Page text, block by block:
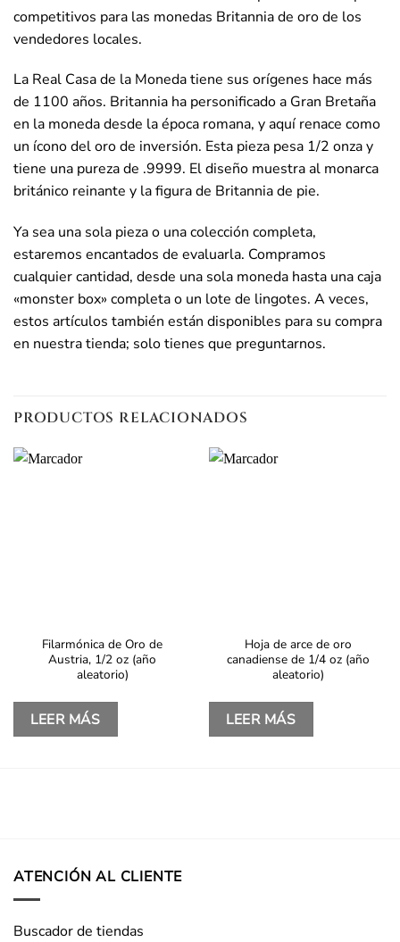
competitivos para las monedas Britannia de oro de los
vendedores locales.
La Real Casa de la Moneda tiene sus orígenes hace más
de 1100 años. Britannia ha personificado a Gran Bretaña
en la moneda desde la época romana, y aquí renace como
un ícono del oro de inversión. Esta pieza pesa 1/2 onza y
tiene una pureza de .9999. El diseño muestra al monarca
británico reinante y la figura de Britannia de pie.
Ya sea una sola pieza o una colección completa,
estaremos encantados de evaluarla. Compramos
cualquier cantidad, desde una sola moneda hasta una caja
«monster box» completa o un lote de lingotes. A veces,
estos artículos también están disponibles para su compra
en nuestra tienda; solo tienes que preguntarnos.
PRODUCTOS RELACIONADOS
Filarmónica de Oro de
Austria, 1/2 oz (año
aleatorio)
LEER MÁS
Hoja de arce de oro
canadiense de 1/4 oz (año
aleatorio)
LEER MÁS
ATENCIÓN AL CLIENTE
Buscador de tiendas